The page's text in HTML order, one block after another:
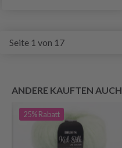
Seite 1 von 17
ANDERE KAUFTEN AUCH
25%Rabatt